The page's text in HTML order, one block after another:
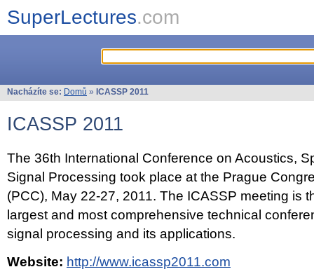
SuperLectures.com
Nacházíte se: Domů » ICASSP 2011
ICASSP 2011
The 36th International Conference on Acoustics,
Signal Processing took place at the Prague
(PCC), May 22-27, 2011. The ICASSP meeting is
largest and most comprehensive technical
signal processing and its applications.
Website: http://www.icassp2011.com